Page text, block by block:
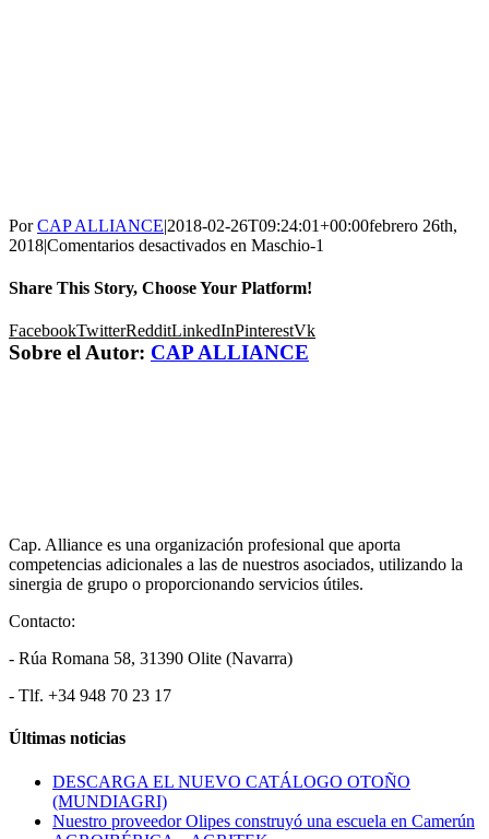
PorCAP ALLIANCE|2018-02-26T09:24:01+00:00febrero 26th,
2018|Comentarios desactivados en Maschio-1
Share This Story, Choose Your Platform!
FacebookTwitterRedditLinkedInPinterestVk
Sobre el Autor: CAP ALLIANCE
Cap. Alliance es una organización profesional que aporta
competencias adicionales a las de nuestros asociados, utilizando la
sinergia de grupo o proporcionando servicios útiles.
Contacto:
- Rúa Romana 58, 31390 Olite (Navarra)
- Tlf. +34 948 70 23 17
Últimas noticias
DESCARGA EL NUEVO CATÁLOGO OTOÑO
(MUNDIAGRI)
Nuestro proveedor Olipes construyó una escuela en Camerún